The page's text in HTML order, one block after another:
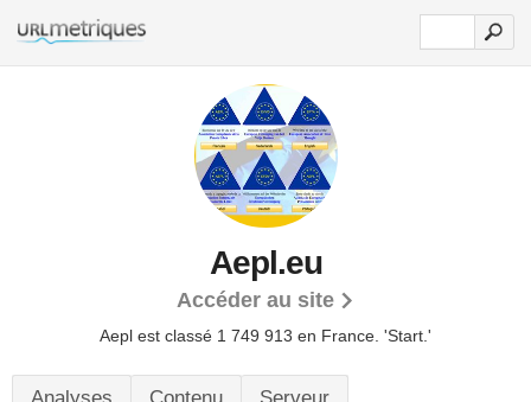
Aepl.eu
Accéder au site
Aepl est classé 1 749 913 en France. 'Start.'